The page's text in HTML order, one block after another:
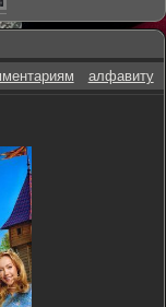
алфавиту